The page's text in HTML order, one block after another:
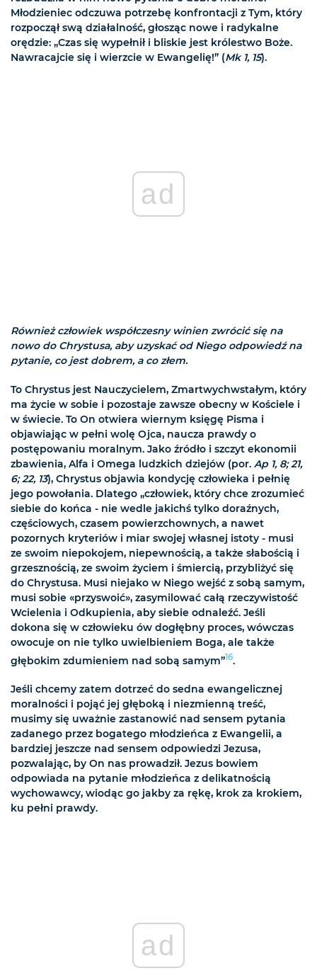
Młodzieniec odczuwa potrzebę konfrontacji z Tym, który
rozpoczął swą działalność, głosząc nowe i radykalne
orędzie: „Czas się wypełnił i bliskie jest królestwo Boże.
Nawracajcie się i wierzcie w Ewangelię!” (Mk 1, 15).
ad
Również człowiek współczesny winien zwrócić się na
nowo do Chrystusa, aby uzyskać od Niego odpowiedź na
pytanie, co jest dobrem, a co złem.
To Chrystus jest Nauczycielem, Zmartwychwstałym, który
ma życie w sobie i pozostaje zawsze obecny w Kościele i
w świecie. To On otwiera wiernym księgę Pisma i
objawiając w pełni wolę Ojca, naucza prawdy o
postępowaniu moralnym. Jako źródło i szczyt ekonomii
zbawienia, Alfa i Omega ludzkich dziejów (por. Ap 1, 8; 21,
6; 22, 13), Chrystus objawia kondycję człowieka i pełnię
jego powołania. Dlatego „człowiek, który chce zrozumieć
siebie do końca - nie wedle jakichś tylko doraźnych,
częściowych, czasem powierzchownych, a nawet
pozornych kryteriów i miar swojej własnej istoty - musi
ze swoim niepokojem, niepewnością, a także słabością i
grzesznością, ze swoim życiem i śmiercią, przybliżyć się
do Chrystusa. Musi niejako w Niego wejść z sobą samym,
musi sobie «przyswoić», zasymilować całą rzeczywistość
Wcielenia i Odkupienia, aby siebie odnaleźć. Jeśli
dokona się w człowieku ów dogłębny proces, wówczas
owocuje on nie tylko uwielbieniem Boga, ale także
głębokim zdumieniem nad sobą samym”16.
Jeśli chcemy zatem dotrzeć do sedna ewangelicznej
moralności i pojąć jej głęboką i niezmienną treść,
musimy się uważnie zastanowić nad sensem pytania
zadanego przez bogatego młodzieńca z Ewangelii, a
bardziej jeszcze nad sensem odpowiedzi Jezusa,
pozwalając, by On nas prowadził. Jezus bowiem
odpowiada na pytanie młodzieńca z delikatnością
wychowawcy, wiodąc go jakby za rękę, krok za krokiem,
ku pełni prawdy.
ad